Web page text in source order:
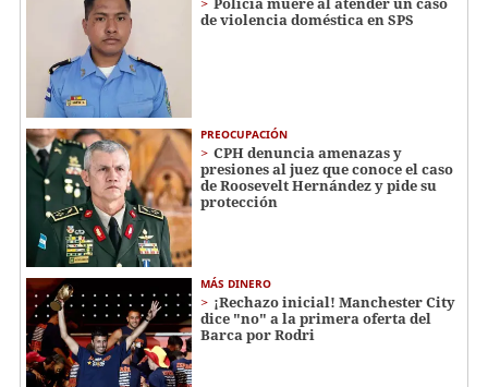
de violencia doméstica en SPS
PREOCUPACIÓN
CPH denuncia amenazas y
presiones al juez que conoce el caso
de Roosevelt Hernández y pide su
protección
MÁS DINERO
¡Rechazo inicial! Manchester City
dice "no" a la primera oferta del
Barca por Rodri